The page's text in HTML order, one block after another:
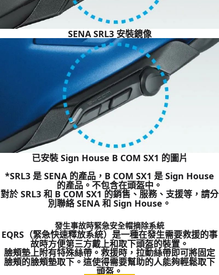
SENA SRL3 安裝鏡像
已安裝 Sign House B COM SX1 的圖片
*SRL3 是 SENA 的產品，B COM SX1 是 Sign House
的產品。不包含在頭盔中。
對於 SRL3 和 B COM SX1 的銷售、服務、支援等，請分
別聯絡 SENA 和 Sign House。
發生事故時緊急安全帽摘除系統
EQRS（緊急快速釋放系統）是一種在發生需要救援的事
故時方便第三方戴上和取下頭盔的裝置。
臉頰墊上附有特殊絲帶。救援時，拉動絲帶即可將固定
臉頰的臉頰墊取下。這使得需要幫助的人能夠輕鬆取下
頭盔。